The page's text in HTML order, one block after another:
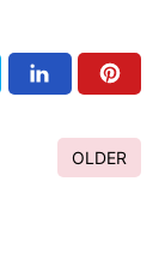
OLDER